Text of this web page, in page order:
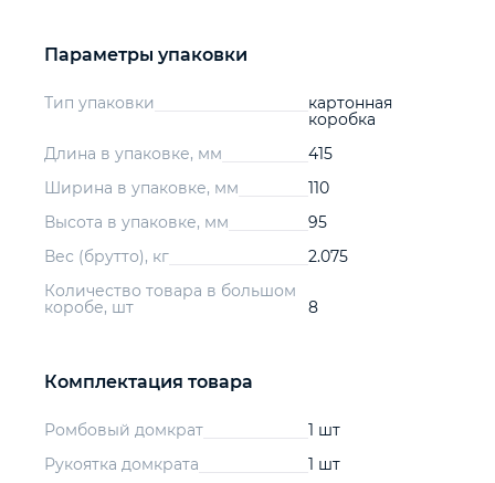
Параметры упаковки
Тип упаковки
картонная
коробка
Длина в упаковке, мм
415
Ширина в упаковке, мм
110
Высота в упаковке, мм
95
Вес (брутто), кг
2.075
Количество товара в большом
коробе, шт
8
Комплектация товара
Ромбовый домкрат
1 шт
Рукоятка домкрата
1 шт